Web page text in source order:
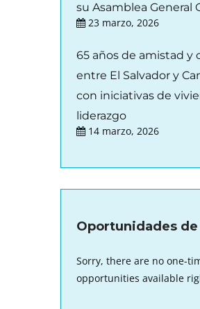
su Asamblea General
23 marzo, 2026
65 años de amistad y
entre El Salvador y
con iniciativas de
liderazgo
14 marzo, 2026
Oportunidades
Sorry, there are no one-
opportunities available